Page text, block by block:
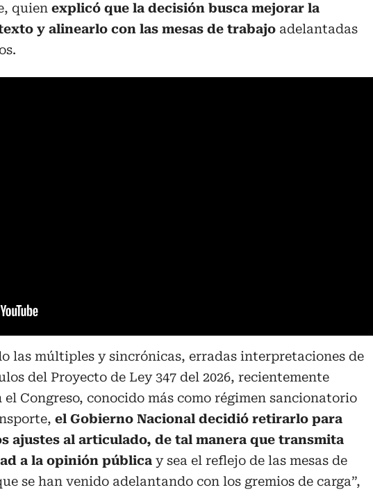
quien explicó que la decisión busca mejorar la
y alinearlo con las mesas de trabajo adelantadas
las múltiples y sincrónicas, erradas interpretaciones de
del Proyecto de Ley 347 del 2026, recientemente
el Congreso, conocido más como régimen sancionatorio
el Gobierno Nacional decidió retirarlo para
ajustes al articulado, de tal manera que transmita
a la opinión pública y sea el reflejo de las mesas de
se han venido adelantando con los gremios de carga”,